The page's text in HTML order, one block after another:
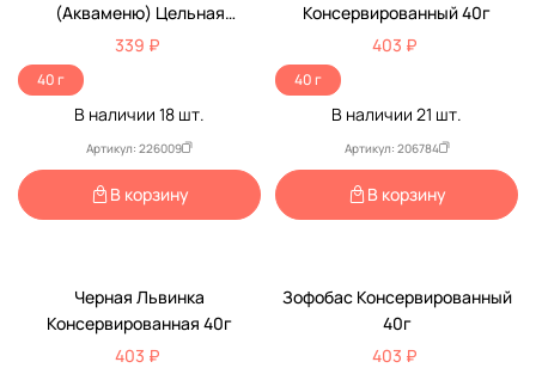
(Акваменю) Цельная
Консервированный 40г
339 ₽
40 г
В наличии 18 шт.
Артикул: 226009
В корзину
Консервированный 40г
403 ₽
40 г
В наличии 21 шт.
Артикул: 206784
В корзину
Черная Львинка
Консервированная 40г
403 ₽
Зофобас Консервированный
40г
403 ₽